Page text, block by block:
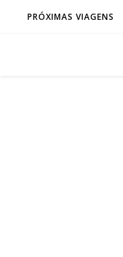
PRÓXIMAS VIAGENS